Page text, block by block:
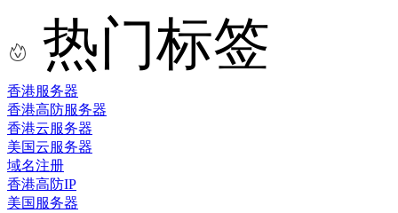
热门标签
香港服务器
香港高防服务器
香港云服务器
美国云服务器
域名注册
香港高防IP
美国服务器